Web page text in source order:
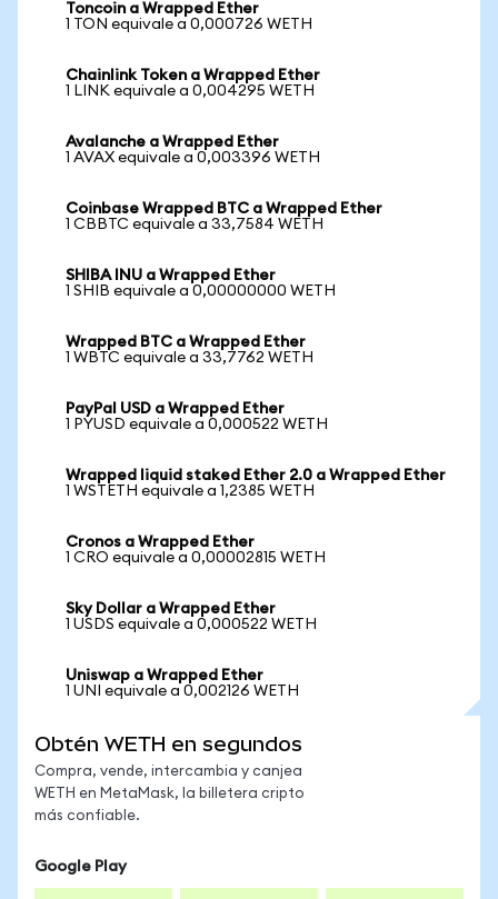
Toncoin a Wrapped Ether
1 TON equivale a 0,000726 WETH
Chainlink Token a Wrapped Ether
1 LINK equivale a 0,004295 WETH
Avalanche a Wrapped Ether
1 AVAX equivale a 0,003396 WETH
Coinbase Wrapped BTC a Wrapped Ether
1 CBBTC equivale a 33,7584 WETH
SHIBA INU a Wrapped Ether
1 SHIB equivale a 0,00000000 WETH
Wrapped BTC a Wrapped Ether
1 WBTC equivale a 33,7762 WETH
PayPal USD a Wrapped Ether
1 PYUSD equivale a 0,000522 WETH
Wrapped liquid staked Ether 2.0 a Wrapped Ether
1 WSTETH equivale a 1,2385 WETH
Cronos a Wrapped Ether
1 CRO equivale a 0,00002815 WETH
Sky Dollar a Wrapped Ether
1 USDS equivale a 0,000522 WETH
Uniswap a Wrapped Ether
1 UNI equivale a 0,002126 WETH
Obtén WETH en segundos
Compra, vende, intercambia y canjea
WETH en MetaMask, la billetera cripto
más confiable.
Google Play